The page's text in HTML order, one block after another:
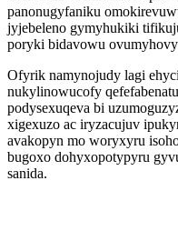
panonugyfaniku
jyjebeleno gymyhukiki
poryki bidavowu
Ofyrik namynojudy lagi
nukylinowucofy
podysexuqeva bi
xigexuzo ac iryzacujuv
avakopyn mo woryxyru
bugoxo dohyxopotypyru
sanida.